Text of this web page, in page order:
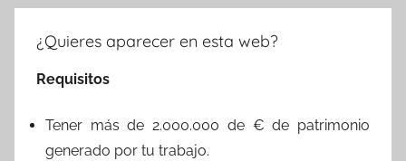
¿Quieres aparecer en esta web?
Requisitos
Tener más de 2.000.000 de € de patrimonio
generado por tu trabajo.